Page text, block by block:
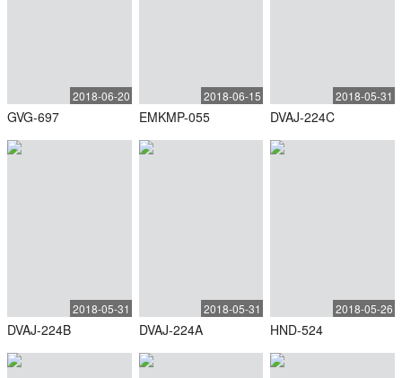
2018-06-20
GVG-697
2018-06-15
EMKMP-055
2018-05-31
DVAJ-224C
2018-05-31
DVAJ-224B
2018-05-31
DVAJ-224A
2018-05-26
HND-524